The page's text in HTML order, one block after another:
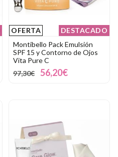
OFERTA
DESTACADO
Montibello Pack Emulsión
SPF 15 y Contorno de Ojos
Vita Pure C
97,30€
56,20€